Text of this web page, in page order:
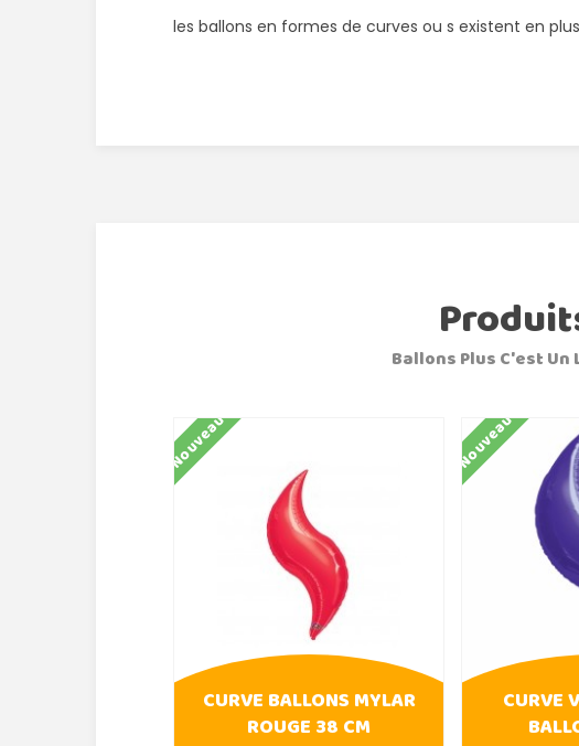
les ballons en formes de curves ou s existent en
Ballons Plus C'est
Nouveau
CURVE BALLONS MYLAR
ROUGE 38 CM
Nouveau
CURVE